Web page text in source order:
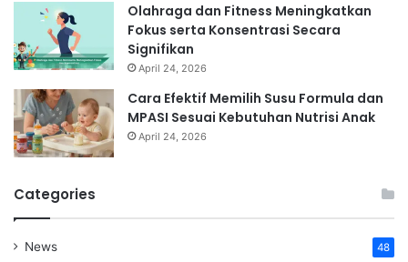
Olahraga dan Fitness Meningkatkan
Fokus serta Konsentrasi Secara
Signifikan
April 24, 2026
Cara Efektif Memilih Susu Formula dan
MPASI Sesuai Kebutuhan Nutrisi Anak
April 24, 2026
Categories
News 48